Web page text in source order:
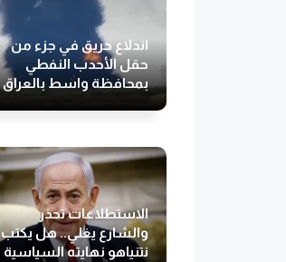
اندلاع حريق في جزء من
حقل الأحدب النفطي
بمحافظة واسط بالعراق
الاستطلاعات تحذر
والشارع يغلي.. هل يكتب
نتنياهو نهايته السياسية